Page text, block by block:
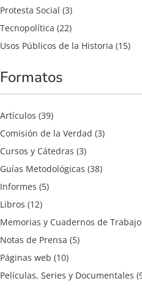
Protesta Social (3)
Tecnopolítica (22)
Usos Públicos de la Historia (15)
Formatos
Artículos (39)
Comisión de la Verdad (3)
Cursos y Cátedras (3)
Guías Metodológicas (38)
Informes (5)
Libros (12)
Memorias y Cuadernos de Trabajo
Notas de Prensa (5)
Páginas web (10)
Películas, Series y Documentales